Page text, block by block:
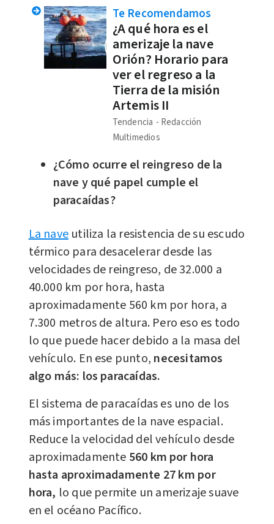
Te Recomendamos
¿A qué hora es el
amerizaje la nave
Orión? Horario para
ver el regreso a la
Tierra de la misión
Artemis II
Tendencia
Redacción
Multimedios
​¿Cómo ocurre el reingreso de la
nave y qué papel cumple el
paracaídas?
La naveutiliza la resistencia de su escudo
térmico para desacelerar desde las
velocidades de reingreso, de 32.000 a
40.000 km por hora, hasta
aproximadamente 560 km por hora, a
7.300 metros de altura. Pero eso es todo
lo que puede hacer debido a la masa del
vehículo. En ese punto, necesitamos
algo más: los paracaídas.
El sistema de paracaídas es uno de los
más importantes de la nave espacial.
Reduce la velocidad del vehículo desde
aproximadamente 560 km por hora
hasta aproximadamente 27 km por
hora, lo que permite un amerizaje suave
en el océano Pacífico.